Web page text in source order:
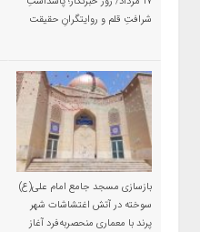
شرافتِ قلم و روایتگرانِ حقیقت
بازسازی مسجد جامع امام علی(ع)
سوخته در آتش اغتشاشات شهر
پرند با معماری منحصربه‌فرد آغاز